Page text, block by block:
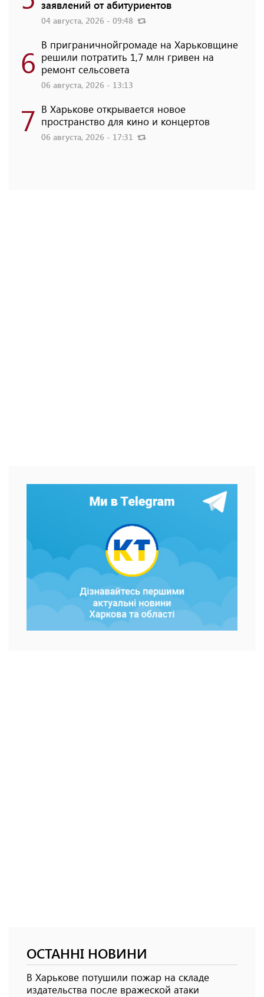
заявлений от абитуриентов
04 августа, 2026 - 09:48
6 В приграничнойгромаде на Харьковщине
решили потратить 1,7 млн ​​гривен на
ремонт сельсовета
06 августа, 2026 - 13:13
7 В Харькове открывается новое
пространство для кино и концертов
06 августа, 2026 - 17:31
ОСТАННІ НОВИНИ
В Харькове потушили пожар на складе
издательства после вражеской атаки